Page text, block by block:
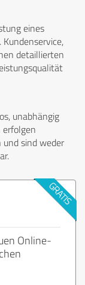
eines
detaillierten
unabhängig
sind weder
Online-